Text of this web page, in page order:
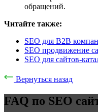
обращений.
Читайте также:
SEO для B2B
SEO продвижение
SEO для сайтов-
Вернуться назад
FAQ по SEO